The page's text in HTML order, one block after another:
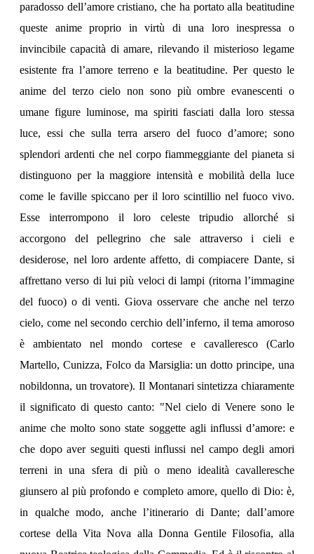
paradosso dell’amore cristiano, che ha portato alla beatitudine
queste anime proprio in virtù di una loro inespressa o
invincibile capacità di amare, rilevando il misterioso legame
esistente fra l’amore terreno e la beatitudine. Per questo le
anime del terzo cielo non sono più ombre evanescenti o
umane figure luminose, ma spiriti fasciati dalla loro stessa
luce, essi che sulla terra arsero del fuoco d’amore; sono
splendori ardenti che nel corpo fiammeggiante del pianeta si
distinguono per la maggiore intensità e mobilità della luce
come le faville spiccano per il loro scintillio nel fuoco vivo.
Esse interrompono il loro celeste tripudio allorché si
accorgono del pellegrino che sale attraverso i cieli e
desiderose, nel loro ardente affetto, di compiacere Dante, si
affrettano verso di lui più veloci di lampi (ritorna l’immagine
del fuoco) o di venti. Giova osservare che anche nel terzo
cielo, come nel secondo cerchio dell’inferno, il tema amoroso
è ambientato nel mondo cortese e cavalleresco (Carlo
Martello, Cunizza, Folco da Marsiglia: un dotto principe, una
nobildonna, un trovatore). Il Montanari sintetizza chiaramente
il significato di questo canto: "Nel cielo di Venere sono le
anime che molto sono state soggette agli influssi d’amore: e
che dopo aver seguiti questi influssi nel campo degli amori
terreni in una sfera di più o meno idealità cavalleresche
giunsero al più profondo e completo amore, quello di Dio: è,
in qualche modo, anche l’itinerario di Dante; dalI’amore
cortese della Vita Nova alla Donna Gentile Filosofia, alla